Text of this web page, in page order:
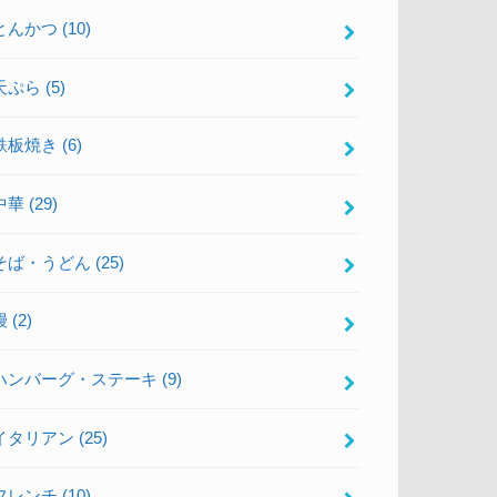
んかつ (10)
ぷら (5)
板焼き (6)
華 (29)
ば・うどん (25)
(2)
ンバーグ・ステーキ (9)
タリアン (25)